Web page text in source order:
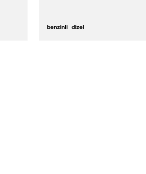
benzinli dizel